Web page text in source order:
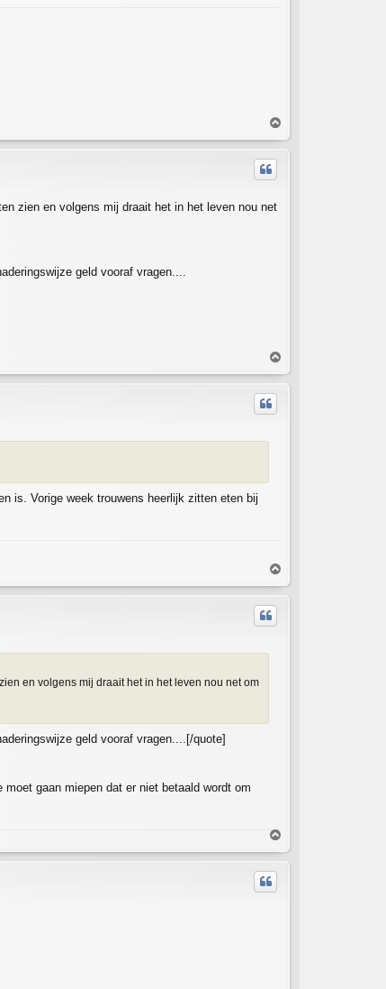
o
p
zien en volgens mij draait het in het leven nou net
geld vooraf vragen....
o
p
is. Vorige week trouwens heerlijk zitten eten bij
o
p
en volgens mij draait het in het leven nou net om
geld vooraf vragen....[/quote]
gaan miepen dat er niet betaald wordt om
o
p